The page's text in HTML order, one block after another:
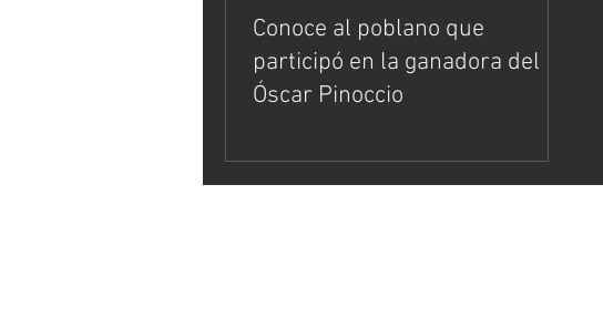
Conoce al poblano que
participó en la ganadora del
Óscar Pinoccio